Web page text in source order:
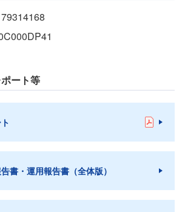
79314168
ート等
書・運用報告書（全体版）